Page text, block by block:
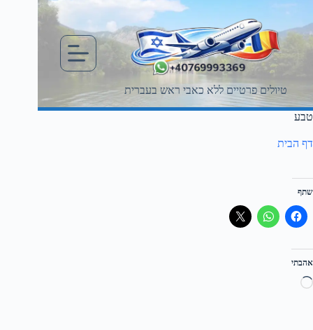
content
טיולים פרטיים ללא כאבי ראש בעברית
טבע
דף הבית
שתף
אהבתי
טוען...